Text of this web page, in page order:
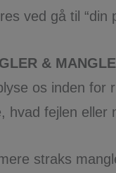
ved gå til “din
&
os inden
hvad fejlen eller
straks